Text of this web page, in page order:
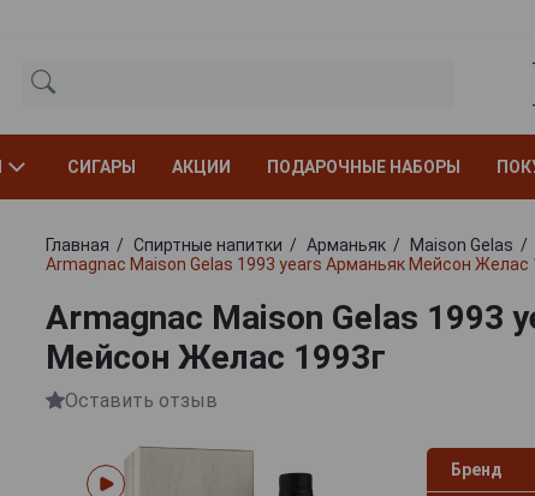
СИГАРЫ АКЦИИ ПОДАРОЧНЫЕ НАБОРЫ
Главная Спиртные напитки Арманьяк
Maison Gelas
Armagnac Maison Gelas 1993 years Арманьяк Мейсон Желас
Armagnac Maison Gelas 1993
Мейсон Желас 1993г
Оставить отзыв
Бренд